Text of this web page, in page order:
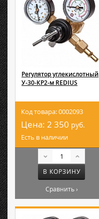
Регулятор углекислотный
У-30-КР2-м REDIUS
Код товара: 0002093
Цена: 2 350 руб.
Есть в наличии
В КОРЗИНУ
Сравнить ›